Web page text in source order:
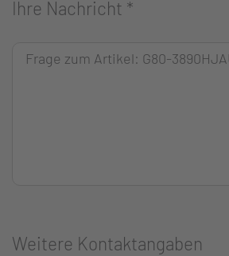
Ihre Nachricht *
Weitere Kontaktangaben